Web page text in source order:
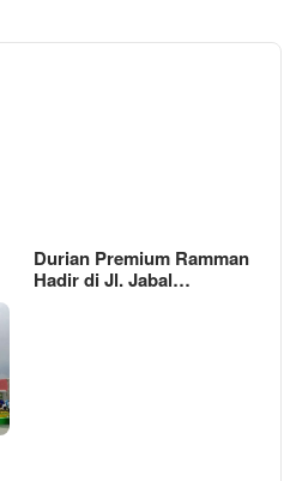
Durian Premium Ramman
Hadir di Jl. Jabal…